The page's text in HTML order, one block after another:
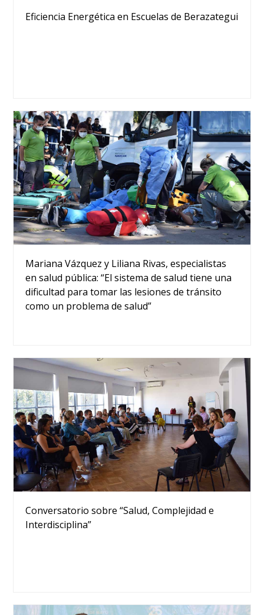
Eficiencia Energética en Escuelas de Berazategui
Mariana Vázquez y Liliana Rivas, especialistas
en salud pública: “El sistema de salud tiene una
dificultad para tomar las lesiones de tránsito
como un problema de salud”
Conversatorio sobre “Salud, Complejidad e
Interdisciplina”